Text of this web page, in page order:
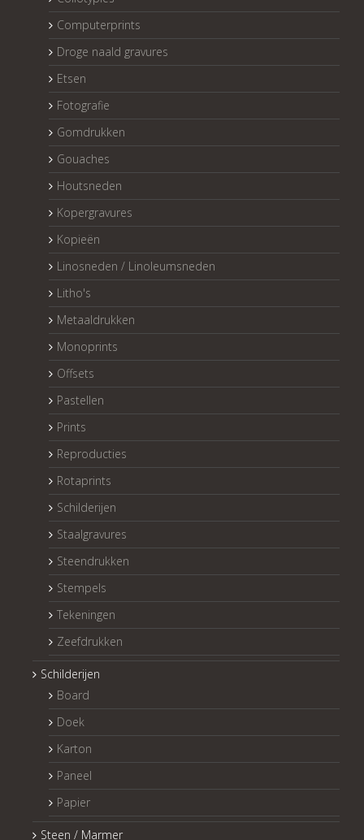
Computerprints
Droge naald gravures
Etsen
Fotografie
Gomdrukken
Gouaches
Houtsneden
Kopergravures
Kopieën
Linosneden / Linoleumsneden
Litho's
Metaaldrukken
Monoprints
Offsets
Pastellen
Prints
Reproducties
Rotaprints
Schilderijen
Staalgravures
Steendrukken
Stempels
Tekeningen
Zeefdrukken
Schilderijen
Board
Doek
Karton
Paneel
Papier
Steen / Marmer